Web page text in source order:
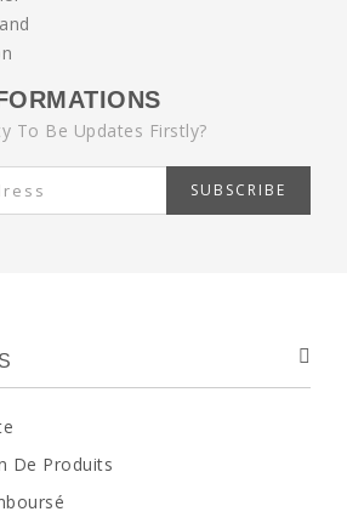
To Be Updates Firstly?
SUBSCRIBE
De Produits